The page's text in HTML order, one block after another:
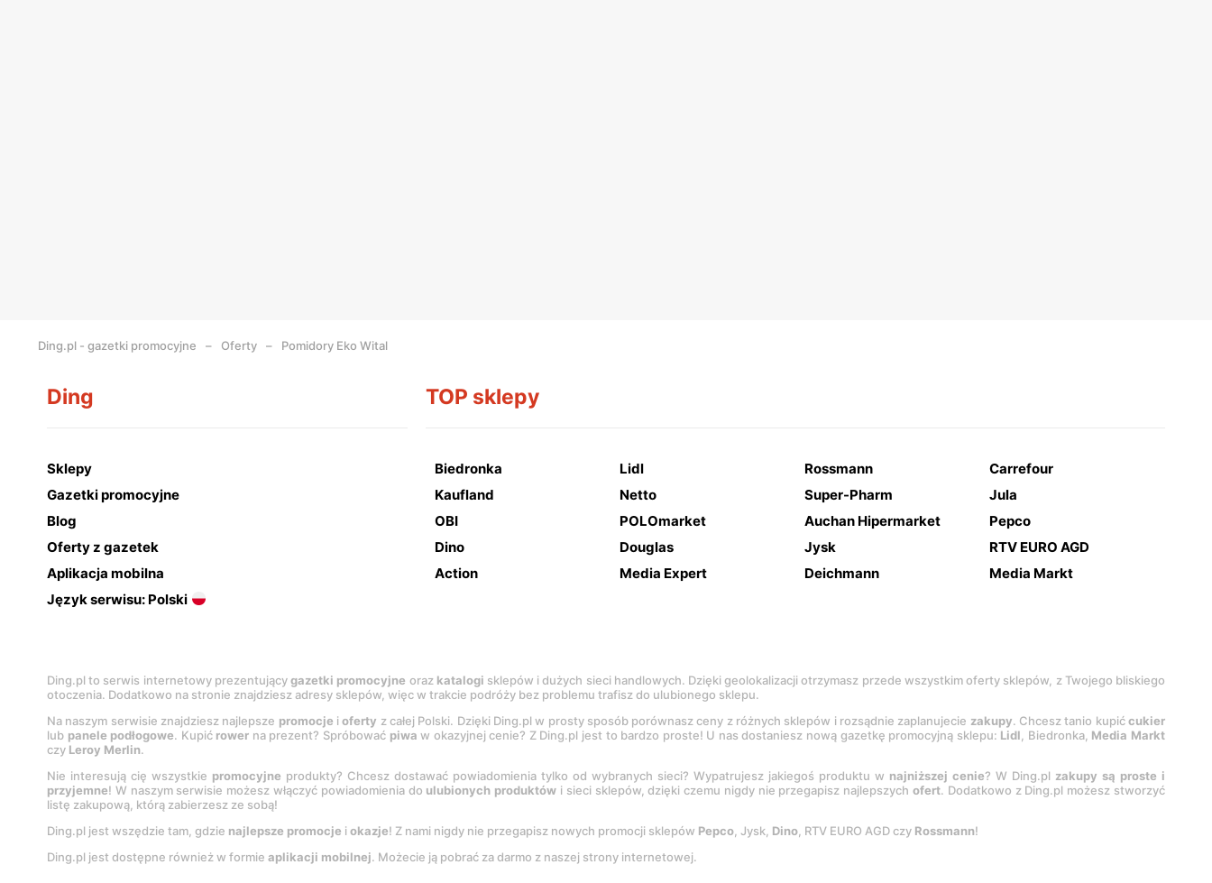
Ding.pl - gazetki promocyjne Oferty Pomidory Eko Wital
Ding
Sklepy
Gazetki promocyjne
Blog
Oferty z gazetek
Aplikacja mobilna
Język serwisu: Polski
TOP sklepy
Biedronka Lidl Rossmann
Carrefour
Kaufland
Netto Super-Pharm
Jula
OBI
POLOmarket Auchan Hipermarket
Pepco
Dino
Douglas Jysk
RTV EURO AGD
Action
Media Expert Deichmann Media Markt
Ding.pl to serwis internetowy prezentującygazetki promocyjne oraz katalogi sklepów i dużych sieci handlowych. Dzięki geolokalizacji otrzymasz przede wszystkim oferty sklepów, z Twojego bliskiego
otoczenia. Dodatkowo na stronie znajdziesz adresy sklepów, więc w trakcie podróży bez problemu trafisz do ulubionego sklepu.
Na naszym serwisie znajdziesz najlepsze promocje ioferty z całej Polski. Dzięki Ding.pl w prosty sposób porównasz ceny z różnych sklepów i rozsądnie zaplanujecie zakupy. Chcesz tanio kupićcukier
lub panele podłogowe. Kupić rower na prezent? Spróbować piwa w okazyjnej cenie? Z Ding.pl jest to bardzo proste! U nas dostaniesz nową gazetkę promocyjną sklepu: Lidl, Biedronka, Media Markt
czy Leroy Merlin.
Nie interesują cię wszystkie promocyjne produkty? Chcesz dostawać powiadomienia tylko od wybranych sieci? Wypatrujesz jakiegoś produktu w najniższej cenie? W Ding.pl zakupy są proste i
przyjemne! W naszym serwisie możesz włączyć powiadomienia do ulubionych produktów i sieci sklepów, dzięki czemu nigdy nie przegapisz najlepszychofert. Dodatkowo z Ding.pl możesz stworzyć
listę zakupową, którą zabierzesz ze sobą!
Ding.pl jest wszędzie tam, gdzie najlepsze promocje i okazje! Z nami nigdy nie przegapisz nowych promocji sklepów Pepco, Jysk, Dino, RTV EURO AGD czy Rossmann!
Ding.pl jest dostępne również w formie aplikacji mobilnej. Możecie ją pobrać za darmo z naszej strony internetowej.